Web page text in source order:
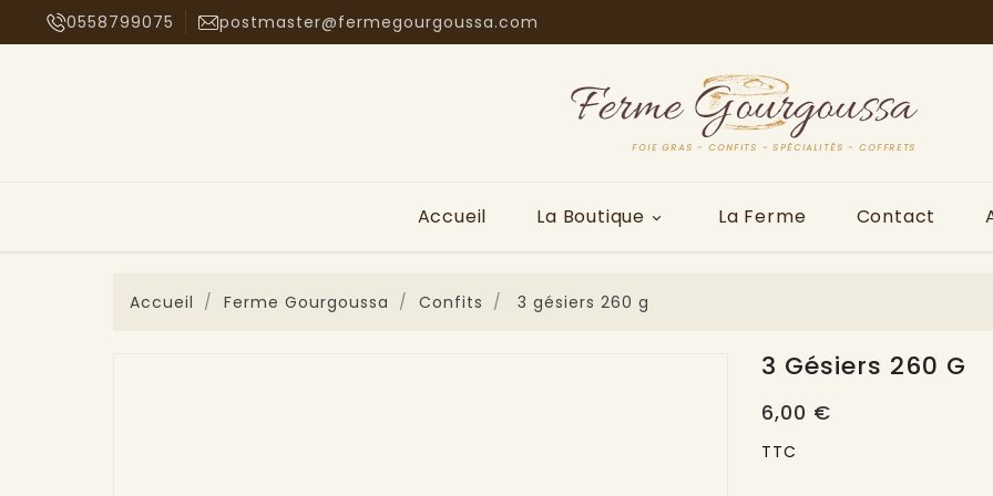
0558799075 postmaster@fermegourgoussa.com
Accueil 
La Boutique La Ferme Contact
Accueil Ferme Gourgoussa Confits 3 gésiers 260 g
3 Gésiers 260 G
6,00 €
TTC